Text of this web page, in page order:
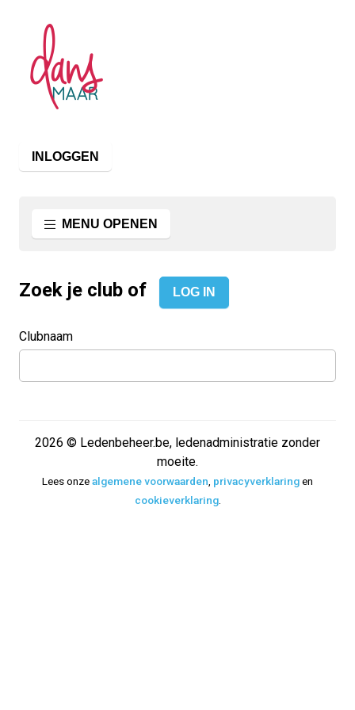
INLOGGEN
MENU OPENEN
Zoek je club of LOG IN
Clubnaam
2026 © Ledenbeheer.be, ledenadministratie zonder
moeite.
Lees onzealgemene voorwaarden privacyverklaringen
cookieverklaring.